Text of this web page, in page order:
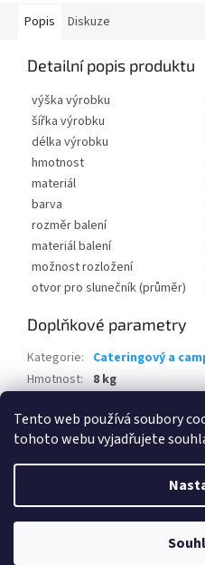
Tento web používá soubory
tohoto webu vyjadřujete
Popis Diskuze
Detailní popis produktu
výška výrobku
šířka výrobku
délka výrobku
hmotnost
materiál
barva
rozměr balení
materiál balení
možnost rozložení
otvor pro slunečník (průměr)
Doplňkové parametry
Kategorie: Cateringový a
Hmotnost: 8 kg
www.eshop-